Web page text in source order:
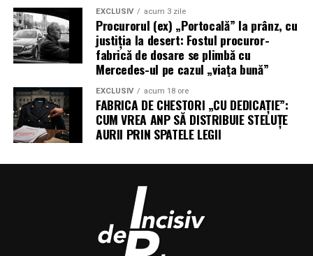
EXCLUSIV acum 3 zile
Procurorul (ex) „Portocală” la prânz, cu
justiția la desert: Fostul procuror-
fabrică de dosare se plimbă cu
Mercedes-ul pe cazul „viața bună”
EXCLUSIV acum 18 ore
FABRICA DE CHESTORI „CU DEDICAȚIE”:
CUM VREA ANP SĂ DISTRIBUIE STELUȚE
AURII PRIN SPATELE LEGII